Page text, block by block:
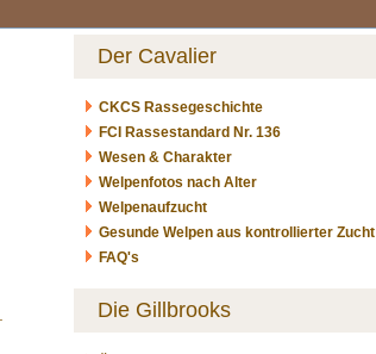
Der Cavalier
CKCS Rassegeschichte
FCI Rassestandard Nr. 136
Wesen & Charakter
Welpenfotos nach Alter
Welpenaufzucht
Gesunde Welpen aus kontrollierter Zucht
FAQ's
Die Gillbrooks